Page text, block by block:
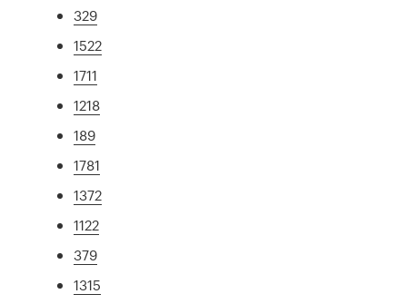
329
1522
1711
1218
189
1781
1372
1122
379
1315